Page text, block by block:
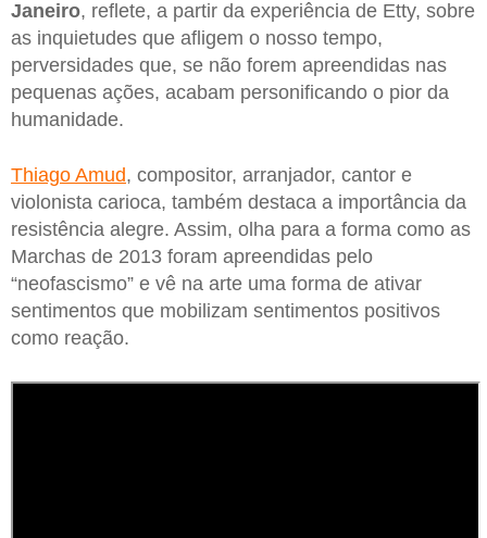
Janeiro, reflete, a partir da experiência de Etty, sobre
as inquietudes que afligem o nosso tempo,
perversidades que, se não forem apreendidas nas
pequenas ações, acabam personificando o pior da
humanidade.
Thiago Amud, compositor, arranjador, cantor e
violonista carioca, também destaca a importância da
resistência alegre. Assim, olha para a forma como as
Marchas de 2013 foram apreendidas pelo
“neofascismo” e vê na arte uma forma de ativar
sentimentos que mobilizam sentimentos positivos
como reação.